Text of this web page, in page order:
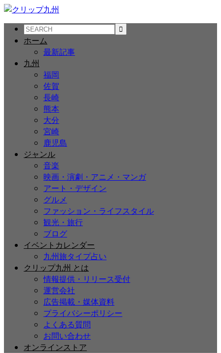
ホーム
最新記事
九州
福岡
佐賀
長崎
熊本
大分
宮崎
鹿児島
ジャンル
音楽
映画・演劇・アニメ・マンガ
アート・デザイン
グルメ
ファッション・ライフスタイル
観光・旅行
ブログ
イベントカレンダー
九州旅タイプ占い
クリップ九州 とは
情報提供・リリース受付
運営会社
広告掲載・媒体資料
プライバシーポリシー
よくある質問
お問い合わせ
オンラインストア